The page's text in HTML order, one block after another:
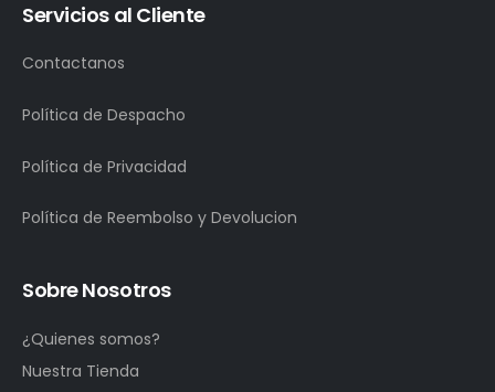
Servicios al Cliente
Contactanos
Política de Despacho
Política de Privacidad
Política de Reembolso y Devolucion
Sobre Nosotros
¿Quienes somos?
Nuestra Tienda